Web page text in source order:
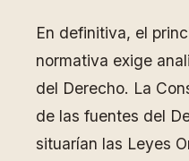
En definitiva, el
normativa exige
del Derecho. La
de las fuentes del
situarían las Leyes